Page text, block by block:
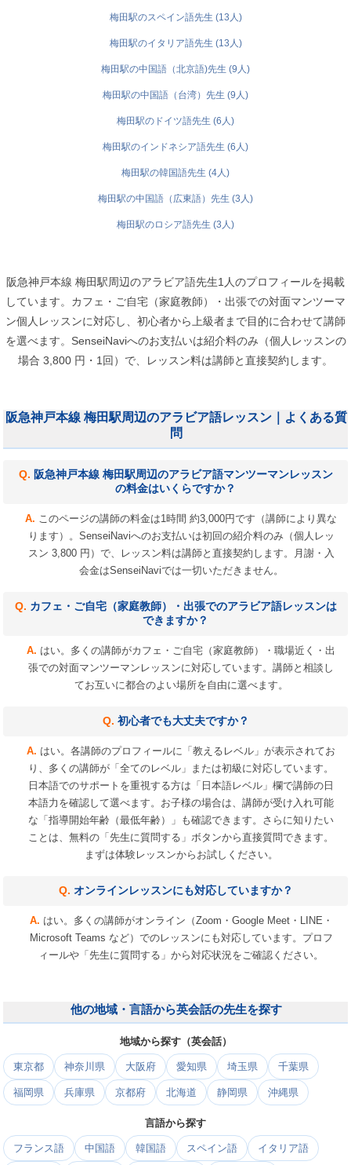
梅田駅のスペイン語先生 (13人)
梅田駅のイタリア語先生 (13人)
梅田駅の中国語（北京語)先生 (9人)
梅田駅の中国語（台湾）先生 (9人)
梅田駅のドイツ語先生 (6人)
梅田駅のインドネシア語先生 (6人)
梅田駅の韓国語先生 (4人)
梅田駅の中国語（広東語）先生 (3人)
梅田駅のロシア語先生 (3人)
阪急神戸本線 梅田駅周辺のアラビア語先生1人のプロフィールを掲載
しています。カフェ・ご自宅（家庭教師）・出張での対面マンツーマ
ン個人レッスンに対応し、初心者から上級者まで目的に合わせて講師
を選べます。SenseiNaviへのお支払いは紹介料のみ（個人レッスンの
場合 3,800 円・1回）で、レッスン料は講師と直接契約します。
阪急神戸本線 梅田駅周辺のアラビア語レッスン｜よくある質
問
阪急神戸本線 梅田駅周辺のアラビア語マンツーマンレッスン
の料金はいくらですか？
このページの講師の料金は1時間 約3,000円です（講師により異な
ります）。SenseiNaviへのお支払いは初回の紹介料のみ（個人レッ
スン 3,800 円）で、レッスン料は講師と直接契約します。月謝・入
会金はSenseiNaviでは一切いただきません。
カフェ・ご自宅（家庭教師）・出張でのアラビア語レッスンは
できますか？
はい。多くの講師がカフェ・ご自宅（家庭教師）・職場近く・出
張での対面マンツーマンレッスンに対応しています。講師と相談し
てお互いに都合のよい場所を自由に選べます。
初心者でも大丈夫ですか？
はい。各講師のプロフィールに「教えるレベル」が表示されてお
り、多くの講師が「全てのレベル」または初級に対応しています。
日本語でのサポートを重視する方は「日本語レベル」欄で講師の日
本語力を確認して選べます。お子様の場合は、講師が受け入れ可能
な「指導開始年齢（最低年齢）」も確認できます。さらに知りたい
ことは、無料の「先生に質問する」ボタンから直接質問できます。
まずは体験レッスンからお試しください。
オンラインレッスンにも対応していますか？
はい。多くの講師がオンライン（Zoom・Google Meet・LINE・
Microsoft Teams など）でのレッスンにも対応しています。プロフ
ィールや「先生に質問する」から対応状況をご確認ください。
他の地域・言語から英会話の先生を探す
地域から探す（英会話）
東京都 神奈川県 大阪府 愛知県 埼玉県 千葉県
福岡県 兵庫県 京都府 北海道 静岡県 沖縄県
言語から探す
フランス語 中国語 韓国語 スペイン語 イタリア語